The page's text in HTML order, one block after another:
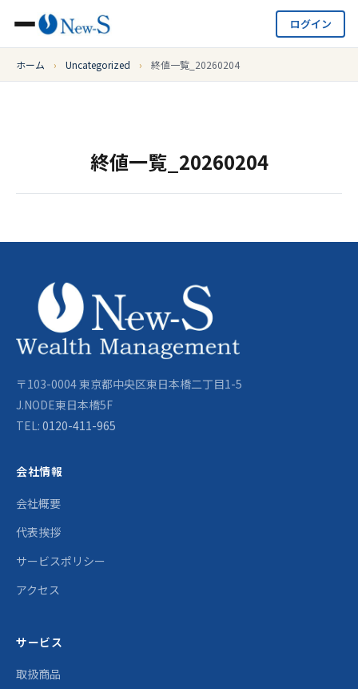
ログイン
ホーム › Uncategorized › 終値一覧_20260204
終値一覧_20260204
〒103-0004 東京都中央区東日本橋二丁目1-5
J.NODE東日本橋5F
TEL: 0120-411-965
会社情報
会社概要
代表挨拶
サービスポリシー
アクセス
サービス
取扱商品